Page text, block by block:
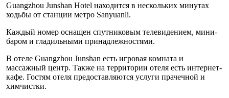
Guangzhou Junshan Hotel находится в нескольких минутах
ходьбы от станции метро Sanyuanli.
Каждый номер оснащен спутниковым телевидением, мини-
баром и гладильными принадлежностями.
В отеле Guangzhou Junshan есть игровая комната и
массажный центр. Также на территории отеля есть интернет-
кафе. Гостям отеля предоставляются услуги прачечной и
химчистки.